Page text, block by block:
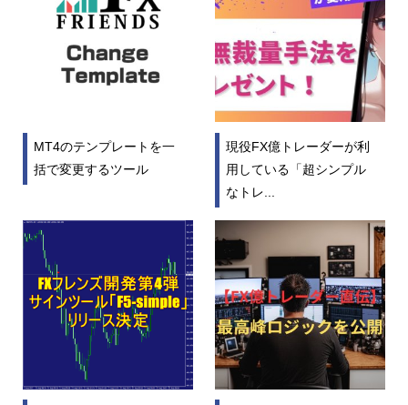
MT4のテンプレートを一
括で変更するツール
現役FX億トレーダーが利
用している「超シンプル
なトレ...